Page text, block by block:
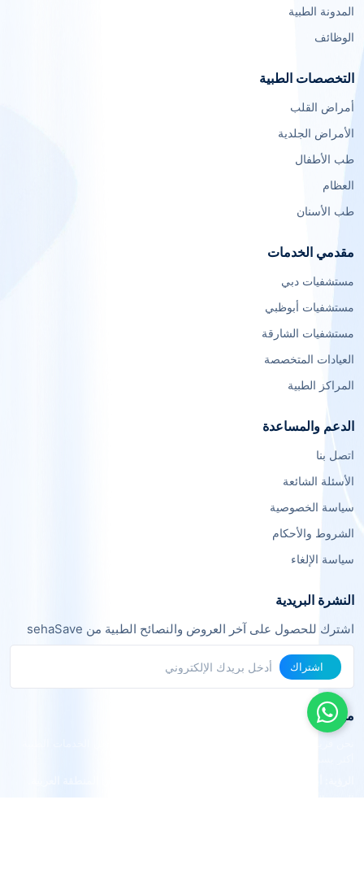
المدونة الطبية
الوظائف
التخصصات الطبية
أمراض القلب
الأمراض الجلدية
طب الأطفال
العظام
طب الأسنان
مقدمي الخدمات
مستشفيات دبي
مستشفيات أبوظبي
مستشفيات الشارقة
العيادات المتخصصة
المراكز الطبية
الدعم والمساعدة
اتصل بنا
الأسئلة الشائعة
سياسة الخصوصية
الشروط والأحكام
سياسة الإلغاء
النشرة البريدية
اشترك للحصول على آخر العروض والنصائح الطبية من sehaSave
اشتراك
من نحن